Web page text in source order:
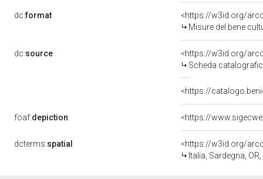
dc:format
<https://w3id.org/
Misure del bene
dc:source
<https://w3id.org/
Scheda
<https://
foaf:depiction
dcterms:spatial
<https://w3id.org/
Italia, Sardegna,